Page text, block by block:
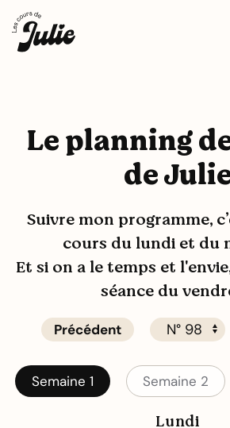
Le planning
de
Suivre mon programme,
cours du lundi et du
Et si on a le temps et
séance du
Précédent
Semaine 1 Semaine 2
Lundi